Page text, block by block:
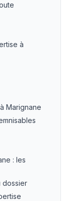
à
Marignane
: les
dossier